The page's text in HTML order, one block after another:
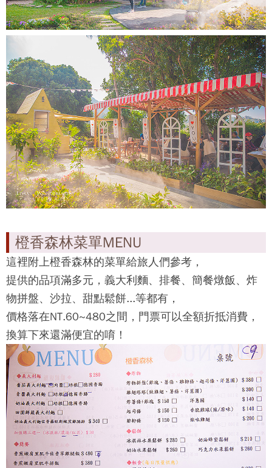
橙香森林菜單MENU
這裡附上橙香森林的菜單給旅人們參考，
提供的品項滿多元，義大利麵、排餐、簡餐燉飯、炸
物拼盤、沙拉、甜點鬆餅...等都有，
價格落在NT.60~480之間，門票可以全額折抵消費，
換算下來還滿便宜的唷！